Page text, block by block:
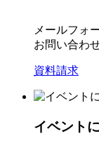
メールフォ
お問い合わ
資料請求
イベント